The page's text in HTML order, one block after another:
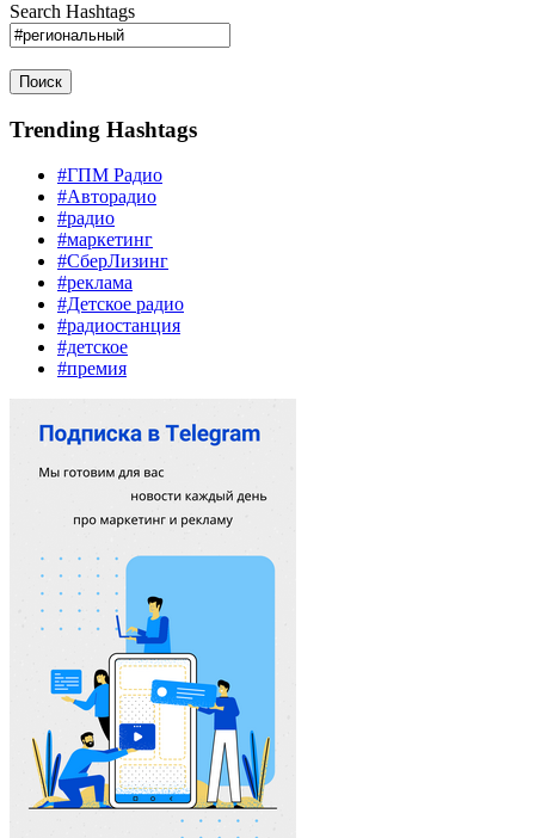
Search Hashtags
Поиск
Trending Hashtags
#ГПМ Радио
#Авторадио
#радио
#маркетинг
#СберЛизинг
#реклама
#Детское радио
#радиостанция
#детское
#премия